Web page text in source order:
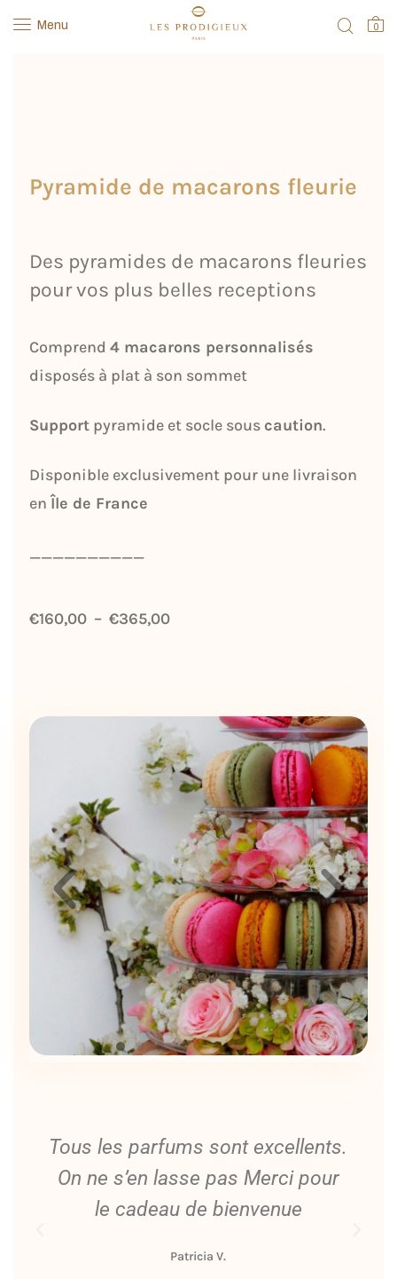
Menu 0
Pyramide de macarons fleurie
Des pyramides de macarons fleuries
pour vos plus belles receptions
Comprend 4 macarons personnalisés
disposés à plat à son sommet
Support pyramide et socle sous caution.
Disponible exclusivement pour une livraison
en Île de France
__________
€160,00 – €365,00
Tous les parfums sont excellents.
On ne s’en lasse pas Merci pour
le cadeau de bienvenue
Patricia V.